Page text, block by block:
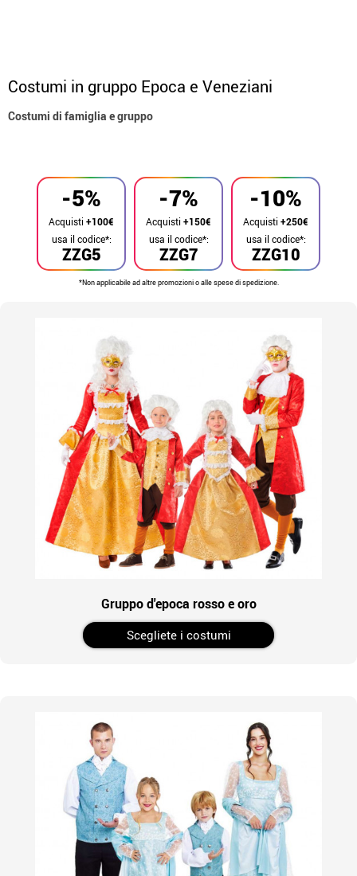
Costumi in gruppo Epoca e Veneziani
Costumi di famiglia e gruppo
-5%
Acquisti+100€
ZZG5
usa il codice*:
-7%
Acquisti+150€
ZZG7
usa il codice*:
-10%
Acquisti+250€
ZZG10
usa il codice*:
*Non applicabile ad altre promozioni o alle spese di spedizione.
Gruppo d'epoca rosso e oro
Scegliete i costumi